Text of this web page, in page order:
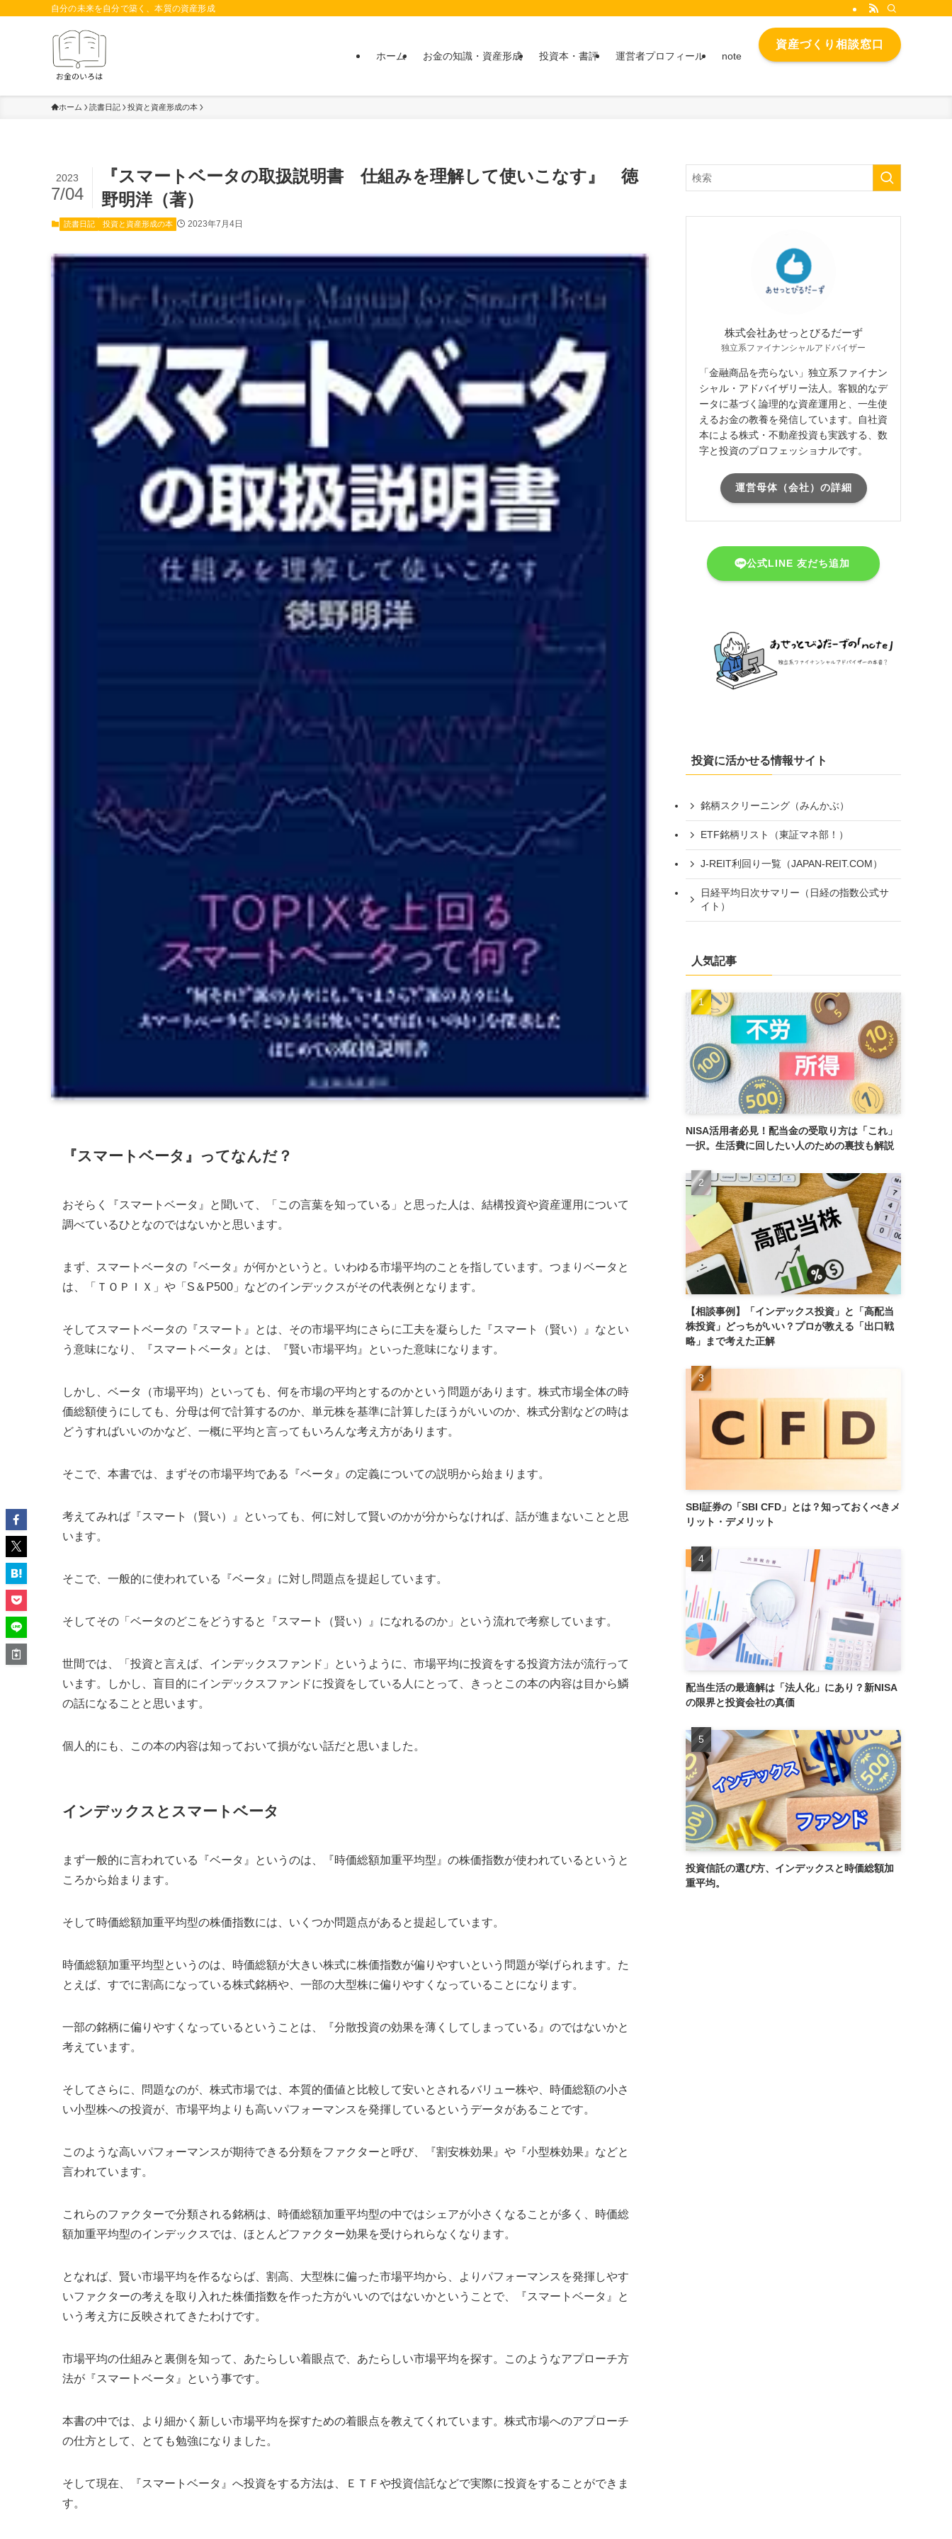
自分の未来を自分で築く、本質の資産形成
ホーム お金の知識・資産形成 投資本・書評 運営者プロフィール note
資産づくり相談窓口
ホーム 読書日記 投資と資産形成の本
『スマートベータの取扱説明書 仕組みを理解して使いこなす』 徳
野明洋（著）
2023
7/04
読書日記 投資と資産形成の本 2023年7月4日
『スマートベータ』ってなんだ？
おそらく『スマートベータ』と聞いて、「この言葉を知っている」と思った人は、結構投資や資産運用について
調べているひとなのではないかと思います。
まず、スマートベータの『ベータ』が何かというと。いわゆる市場平均のことを指しています。つまりベータと
は、「ＴＯＰＩＸ」や「S＆P500」などのインデックスがその代表例となります。
そしてスマートベータの『スマート』とは、その市場平均にさらに工夫を凝らした『スマート（賢い）』なとい
う意味になり、『スマートベータ』とは、『賢い市場平均』といった意味になります。
しかし、ベータ（市場平均）といっても、何を市場の平均とするのかという問題があります。株式市場全体の時
価総額使うにしても、分母は何で計算するのか、単元株を基準に計算したほうがいいのか、株式分割などの時は
どうすればいいのかなど、一概に平均と言ってもいろんな考え方があります。
そこで、本書では、まずその市場平均である『ベータ』の定義についての説明から始まります。
考えてみれば『スマート（賢い）』といっても、何に対して賢いのかが分からなければ、話が進まないことと思
います。
そこで、一般的に使われている『ベータ』に対し問題点を提起しています。
そしてその「ベータのどこをどうすると『スマート（賢い）』になれるのか」という流れで考察しています。
世間では、「投資と言えば、インデックスファンド」というように、市場平均に投資をする投資方法が流行って
います。しかし、盲目的にインデックスファンドに投資をしている人にとって、きっとこの本の内容は目から鱗
の話になることと思います。
個人的にも、この本の内容は知っておいて損がない話だと思いました。
インデックスとスマートベータ
まず一般的に言われている『ベータ』というのは、『時価総額加重平均型』の株価指数が使われているというと
ころから始まります。
そして時価総額加重平均型の株価指数には、いくつか問題点があると提起しています。
時価総額加重平均型というのは、時価総額が大きい株式に株価指数が偏りやすいという問題が挙げられます。た
とえば、すでに割高になっている株式銘柄や、一部の大型株に偏りやすくなっていることになります。
一部の銘柄に偏りやすくなっているということは、『分散投資の効果を薄くしてしまっている』のではないかと
考えています。
そしてさらに、問題なのが、株式市場では、本質的価値と比較して安いとされるバリュー株や、時価総額の小さ
い小型株への投資が、市場平均よりも高いパフォーマンスを発揮しているというデータがあることです。
このような高いパフォーマンスが期待できる分類をファクターと呼び、『割安株効果』や『小型株効果』などと
言われています。
これらのファクターで分類される銘柄は、時価総額加重平均型の中ではシェアが小さくなることが多く、時価総
額加重平均型のインデックスでは、ほとんどファクター効果を受けられらなくなります。
となれば、賢い市場平均を作るならば、割高、大型株に偏った市場平均から、よりパフォーマンスを発揮しやす
いファクターの考えを取り入れた株価指数を作った方がいいのではないかということで、『スマートベータ』と
いう考え方に反映されてきたわけです。
市場平均の仕組みと裏側を知って、あたらしい着眼点で、あたらしい市場平均を探す。このようなアプローチ方
法が『スマートベータ』という事です。
本書の中では、より細かく新しい市場平均を探すための着眼点を教えてくれています。株式市場へのアプローチ
の仕方として、とても勉強になりました。
そして現在、『スマートベータ』へ投資をする方法は、ＥＴＦや投資信託などで実際に投資をすることができま
す。
株式会社あせっとびるだーず
独立系ファイナンシャルアドバイザー
「金融商品を売らない」独立系ファイナン
シャル・アドバイザリー法人。客観的なデ
ータに基づく論理的な資産運用と、一生使
えるお金の教養を発信しています。自社資
本による株式・不動産投資も実践する、数
字と投資のプロフェッショナルです。
運営母体（会社）の詳細
公式LINE 友だち追加
投資に活かせる情報サイト
銘柄スクリーニング（みんかぶ）
ETF銘柄リスト（東証マネ部！）
J-REIT利回り一覧（JAPAN-REIT.COM）
日経平均日次サマリー（日経の指数公式サ
イト）
人気記事
NISA活用者必見！配当金の受取り方は「これ」
一択。生活費に回したい人のための裏技も解説
【相談事例】「インデックス投資」と「高配当
株投資」どっちがいい？プロが教える「出口戦
略」まで考えた正解
SBI証券の「SBI CFD」とは？知っておくべきメ
リット・デメリット
配当生活の最適解は「法人化」にあり？新NISA
の限界と投資会社の真価
投資信託の選び方、インデックスと時価総額加
重平均。